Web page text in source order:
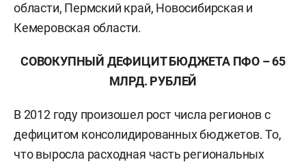
области, Пермский край, Новосибирская и
Кемеровская области.
СОВОКУПНЫЙ ДЕФИЦИТ БЮДЖЕТА ПФО – 65
МЛРД. РУБЛЕЙ
В 2012 году произошел рост числа регионов с
дефицитом консолидированных бюджетов. То,
что выросла расходная часть региональных